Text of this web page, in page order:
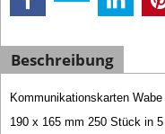
Beschreibung
Kommunikationskarten Wabe
190 x 165 mm 250 Stück in